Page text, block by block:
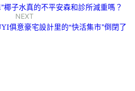
子水真的不平安森和診所減重嗎？
NEXT
俱意豪宅設計里的“快活集市”倒閉了